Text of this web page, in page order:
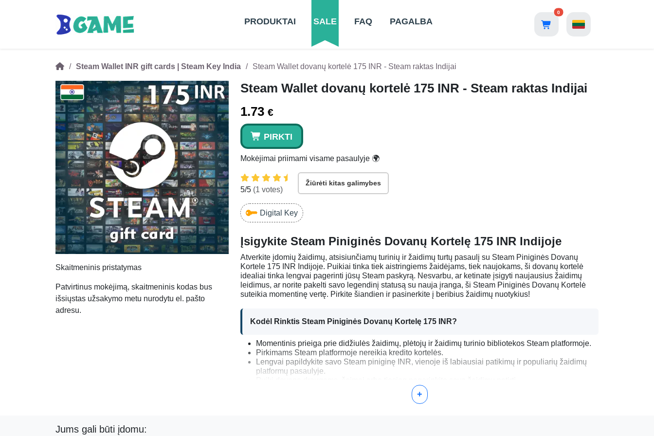
PRODUKTAI SALE FAQ PAGALBA
0
Steam Wallet INR gift cards | Steam Key India Steam Wallet dovanų kortelė 175 INR - Steam raktas Indijai
Skaitmeninis pristatymas
Patvirtinus mokėjimą, skaitmeninis kodas bus
išsiųstas užsakymo metu nurodytu el. pašto
adresu.
Steam Wallet dovanų kortelė 175 INR - Steam raktas Indijai
1.73 €
PIRKTI
Mokėjimai priimami visame pasaulyje 🌍
5/5 (1 votes)
Žiūrėti kitas galimybes
Digital Key
Įsigykite Steam Piniginės Dovanų Kortelę 175 INR Indijoje
Atverkite įdomių žaidimų, atsisiunčiamų turinių ir žaidimų turtų pasaulį su Steam Piniginės Dovanų
Kortele 175 INR Indijoje. Puikiai tinka tiek aistringiems žaidėjams, tiek naujokams, ši dovanų kortelė
idealiai tinka lengvai pagerinti jūsų Steam paskyrą. Nesvarbu, ar ketinate įsigyti naujausius žaidimų
leidimus, ar norite pakelti savo legendinį statusą su nauja įranga, ši Steam Piniginės Dovanų Kortelė
suteikia momentinę vertę. Pirkite šiandien ir pasinerkite į beribius žaidimų nuotykius!
Kodėl Rinktis Steam Piniginės Dovanų Kortelę 175 INR?
Momentinis prieiga prie didžiulės žaidimų, plėtojų ir žaidimų turinio bibliotekos Steam platformoje.
Pirkimams Steam platformoje nereikia kredito kortelės.
Lengvai papildykite savo Steam piniginę INR, vienoje iš labiausiai patikimų ir populiarių žaidimų
platformų pasaulyje.
+
Jums gali būti įdomu: